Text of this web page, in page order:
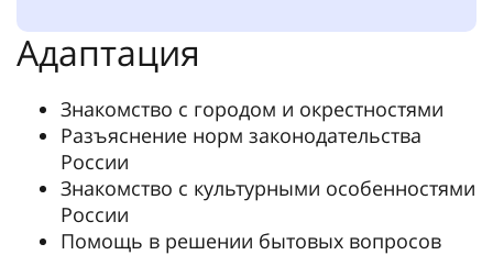
Адаптация
Знакомство с городом и окрестностями
Разъяснение норм законодательства
России
Знакомство с культурными особенностями
России
Помощь в решении бытовых вопросов